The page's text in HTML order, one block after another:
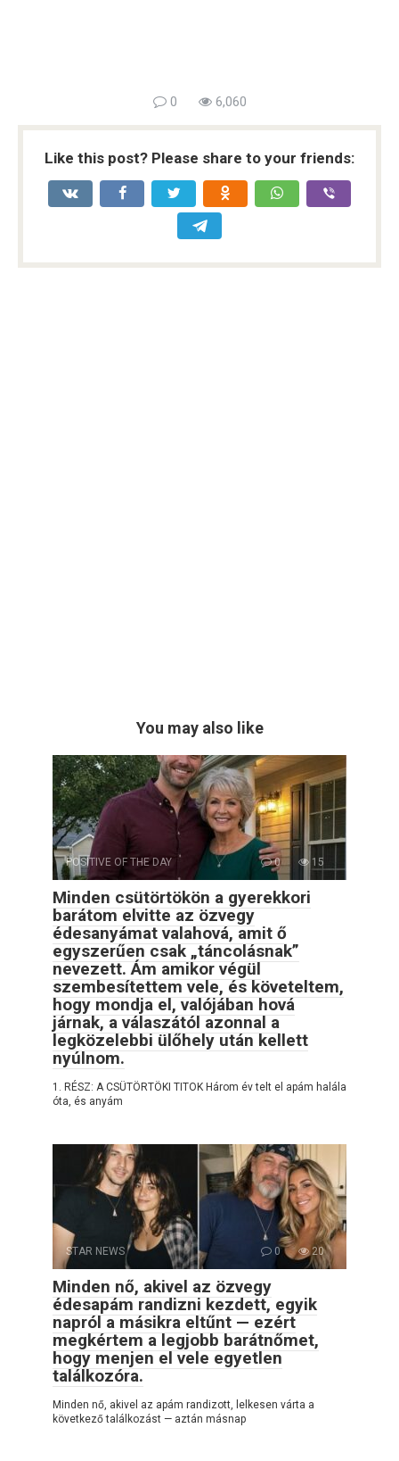
0 6,060
Like this post? Please share to your friends:
You may also like
POSITIVE OF THE DAY 0 15
Minden csütörtökön a gyerekkori
barátom elvitte az özvegy
édesanyámat valahová, amit ő
egyszerűen csak „táncolásnak”
nevezett. Ám amikor végül
szembesítettem vele, és követeltem,
hogy mondja el, valójában hová
járnak, a válaszától azonnal a
legközelebbi ülőhely után kellett
nyúlnom.
1. RÉSZ: A CSÜTÖRTÖKI TITOK Három év telt el apám halála
óta, és anyám
STAR NEWS 0 20
Minden nő, akivel az özvegy
édesapám randizni kezdett, egyik
napról a másikra eltűnt — ezért
megkértem a legjobb barátnőmet,
hogy menjen el vele egyetlen
találkozóra.
Minden nő, akivel az apám randizott, lelkesen várta a
következő találkozást — aztán másnap